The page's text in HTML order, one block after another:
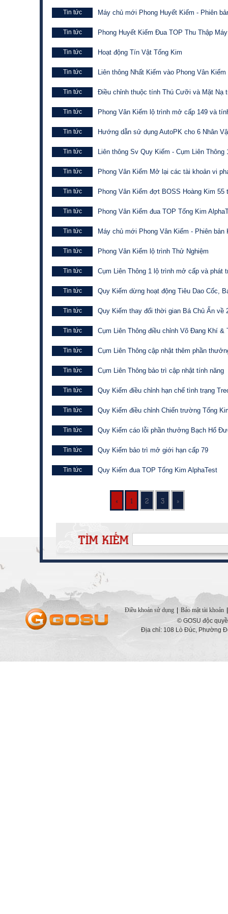
Tin tức Máy chủ mới Phong Huyết Kiếm - Phiên
Tin tức Phong Huyết Kiếm Đua TOP Thu Thập
Tin tức Hoạt động Tín Vật Tống Kim
Tin tức Liên thông Nhất Kiếm vào Phong Vân
Tin tức Điều chỉnh thuộc tính Thú Cưỡi và Mặt Nạ
Tin tức Phong Vân Kiếm lộ trình mở cấp 149 và
Tin tức Hướng dẫn sử dụng AutoPK cho 6 Nhân
Tin tức Liên thông Sv Quy Kiếm - Cụm Liên
Tin tức Phong Vân Kiếm Mở lại các tài khoản vi
Tin tức Phong Vân Kiếm đợt BOSS Hoàng Kim 55
Tin tức Phong Vân Kiếm đua TOP Tống Kim
Tin tức Máy chủ mới Phong Vân Kiếm - Phiên bản
Tin tức Phong Vân Kiếm lộ trình Thử Nghiệm
Tin tức Cụm Liên Thông 1 lộ trình mở cấp và phát
Tin tức Quy Kiếm dừng hoạt động Tiêu Dao Cốc,
Tin tức Quy Kiếm thay đổi thời gian Bá Chủ Ấn về
Tin tức Cụm Liên Thông điều chỉnh Võ Đang Khí &
Tin tức Cụm Liên Thông cập nhật thêm phần
Tin tức Cụm Liên Thông bảo trì cập nhật tính năng
Tin tức Quy Kiếm điều chỉnh hạn chế tình trạng
Tin tức Quy Kiếm điều chỉnh Chiến trường Tống
Tin tức Quy Kiếm cáo lỗi phần thưởng Bạch Hổ
Tin tức Quy Kiếm bảo trì mở giới hạn cấp 79
Tin tức Quy Kiếm đua TOP Tống Kim AlphaTest
« 1 2 3 »
Điều khoản sử dụng Bảo mật tài khoản
© GOSU độc
Địa chỉ: 108 Lò Đúc, Phường